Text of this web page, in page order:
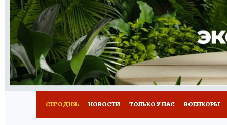
ПРЕСС-ЦЕНТР НЕДВИЖИМОСТЬ
РАДИО КП РЕКЛАМА ТЕСТЫ НОВОЕ
СЕГОДНЯ: НОВОСТИ ТОЛЬКО У НАС ВОЕНКОРЫ